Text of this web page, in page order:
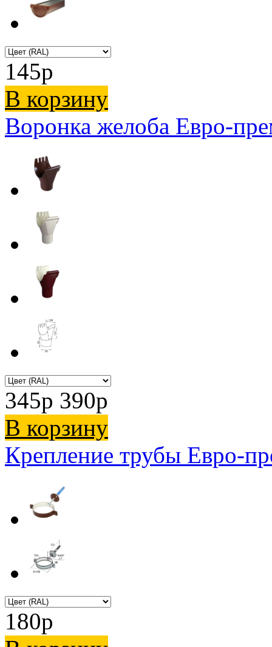
145p
В корзину
Воронка желоба Евро-
345p 390p
В корзину
Крепление трубы Евро-
180p